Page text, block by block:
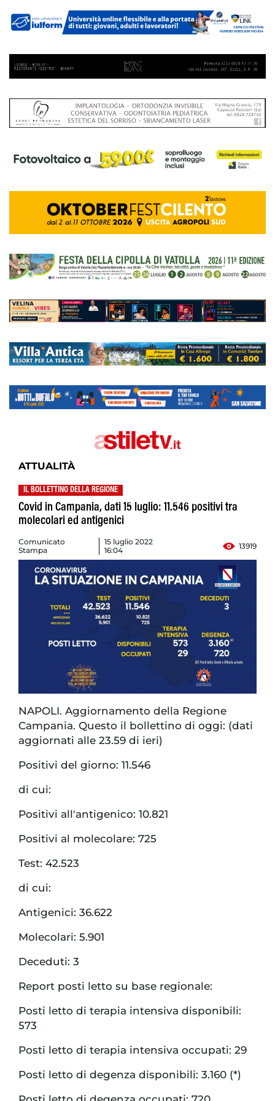
ATTUALITÀ
IL BOLLETTINO DELLA REGIONE
Covid in Campania, dati 15 luglio: 11.546 positivi tra
molecolari ed antigenici
Comunicato
Stampa
15 luglio 2022
16:04
13919
NAPOLI. Aggiornamento della Regione
Campania. Questo il bollettino di oggi: (dati
aggiornati alle 23.59 di ieri)
Positivi del giorno: 11.546
di cui:
Positivi all'antigenico: 10.821
Positivi al molecolare: 725
Test: 42.523
di cui:
Antigenici: 36.622
Molecolari: 5.901
Deceduti: 3
Report posti letto su base regionale:
Posti letto di terapia intensiva disponibili:
573
Posti letto di terapia intensiva occupati: 29
Posti letto di degenza disponibili: 3.160 (*)